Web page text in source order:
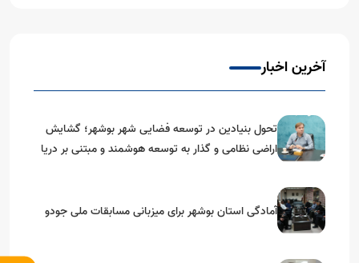
آخرین اخبار
تحول بنیادین در توسعه فضایی شهر بوشهر؛ گشایش
اراضی نظامی و گذار به توسعه هوشمند و مبتنی بر دریا
آمادگی استان بوشهر برای میزبانی مسابقات ملی جودو